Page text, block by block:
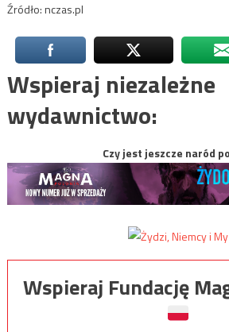
Źródło: nczas.pl
Wspieraj niezależne
wydawnictwo:
Czy jest jeszcze naród
Wspieraj Fundację